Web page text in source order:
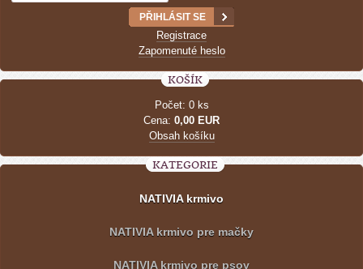
Registrace
Zapomenuté heslo
KOŠÍK
Počet: 0 ks
Cena: 0,00 EUR
Obsah košíku
KATEGORIE
NATIVIA krmivo
NATIVIA krmivo pre mačky
NATIVIA krmivo pre psov